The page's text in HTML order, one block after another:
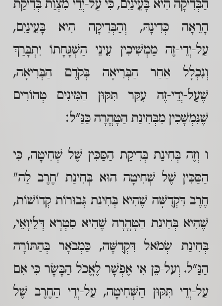
הַבְּדִיקָה הִיא בָּעֵינַיִם, כִּי עַל-יְדֵי מִצְוַת בְּדִיקַת
הָרֵאָה כְּדִינָהּ, וְהַבְּדִיקָה הִיא בָּעֵינַיִם,
עַל-יְדֵי-זֶה מַמְשִׁיכִין עֵינֵי הַשְׁגָּחָתוֹ יִתְבָּרַךְ
וְנִכְלָל אַחַר הַבְּרִיאָה בְּקֹדֶם הַבְּרִיאָה,
שֶׁעַל-יְדֵי-זֶה עִקַּר תִּקּוּן הַמִּינִים טְהוֹרִים
שֶׁנִּמְשָׁכִין מִבְּחִינַת הַטָּהֳרָה כַּנַּ"ל:
ו וְזֶה בְּחִינַת בְּדִיקַת הַסַּכִּין שֶׁל שְׁחִיטָה, כִּי
הַסַּכִּין שֶׁל שְׁחִיטָה הוּא בְּחִינַת 'חֶרֶב לַה"
חֶרֶב דִּקְדֻשָּׁה שֶׁהִיא בְּחִינַת גְּבוּרוֹת קְדוֹשׁוֹת,
שֶׁהִיא בְּחִינַת הַטָהֳרָה שֶׁהִיא סִטְרָא דְּלֵיוָאֵי,
בְּחִינַת שְׂמֹאל דִּקְדֻשָּׁה, כַּמְבֹאָר בְּהַתּוֹרָה
הַנַּ"ל. וְעַל-כֵּן אִי אֶפְשָׁר לֶאֱכֹל הַבָּשָׂר כִּי אִם
עַל-יְדֵי תִּקּוּן הַשְּׁחִיטָה, עַל-יְדֵי הַחֶרֶב שֶׁל